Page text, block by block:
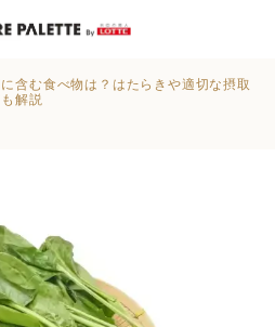
含む食べ物は？はたらきや適切な摂取
解説